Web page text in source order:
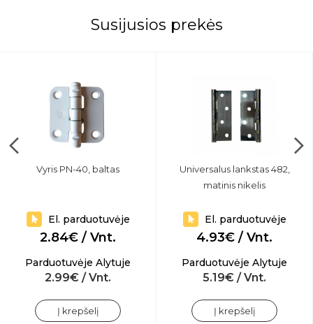
Susijusios prekės
Vyris PN-40, baltas
El. parduotuvėje
2.84€ / Vnt.
Parduotuvėje Alytuje
2.99€ / Vnt.
Į krepšelį
Universalus lankstas 482,
matinis nikelis
El. parduotuvėje
4.93€ / Vnt.
Parduotuvėje Alytuje
5.19€ / Vnt.
Į krepšelį